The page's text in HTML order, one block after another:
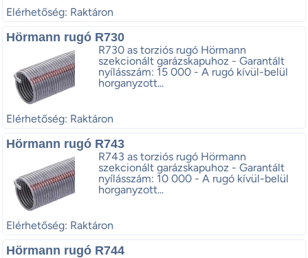
Elérhetőség: Raktáron
Hörmann rugó R730
R730 as torziós rugó Hörmann
szekcionált garázskapuhoz - Garantált
nyílásszám: 15 000 - A rugó kívül-belül
horganyzott...
Elérhetőség: Raktáron
Hörmann rugó R743
R743 as torziós rugó Hörmann
szekcionált garázskapuhoz - Garantált
nyílásszám: 10 000 - A rugó kívül-belül
horganyzott...
Elérhetőség: Raktáron
Hörmann rugó R744